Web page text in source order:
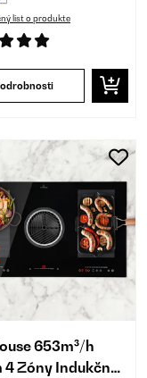
list o produkte
653m³/h
4 Zóny Indukčná